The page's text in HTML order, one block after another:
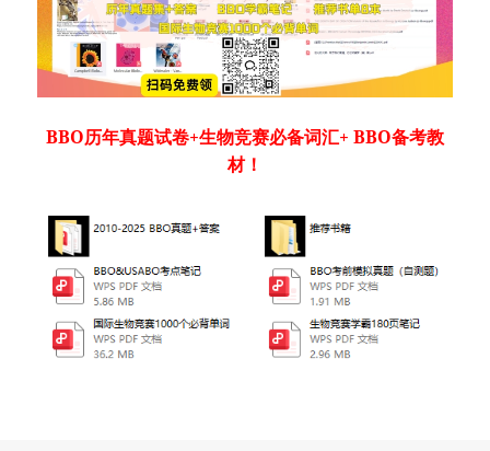
BBO历年真题试卷+生物竞赛必备词汇+ BBO备考教
材！